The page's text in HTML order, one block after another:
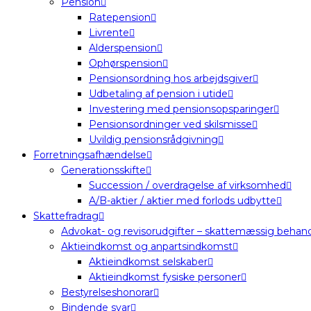
Ratepension
Livrente
Alderspension
Ophørspension
Pensionsordning hos arbejdsgiver
Udbetaling af pension i utide
Investering med pensionsopsparinger
Pensionsordninger ved skilsmisse
Uvildig pensionsrådgivning
Forretningsafhændelse
Generationsskifte
Succession / overdragelse af virksomhed
A/B-aktier / aktier med forlods udbytte
Skattefradrag
Advokat- og revisorudgifter – skattemæssig
Aktieindkomst og anpartsindkomst
Aktieindkomst selskaber
Aktieindkomst fysiske personer
Bestyrelseshonorar
Bindende svar